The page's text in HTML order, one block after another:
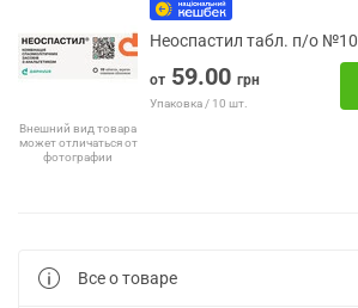
Внешний вид товара
может отличаться от
фотографии
Неоспастил табл. п/о №10
от 59.00 грн
Упаковка / 10 шт.
Все о товаре